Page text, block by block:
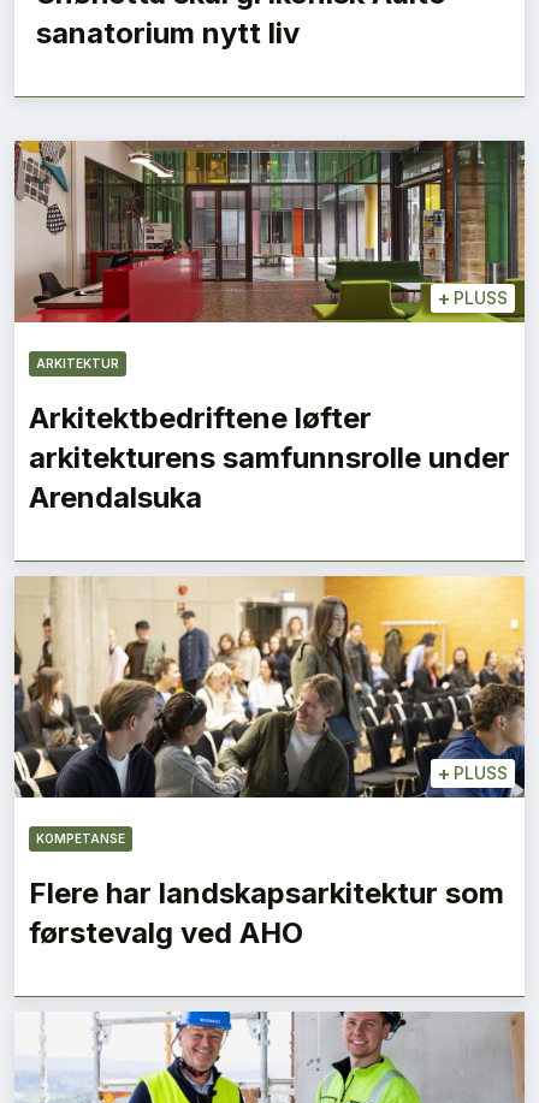
sanatorium nytt liv
+ PLUSS
ARKITEKTUR
Arkitektbedriftene løfter
arkitekturens samfunnsrolle under
Arendalsuka
+ PLUSS
KOMPETANSE
Flere har landskapsarkitektur som
førstevalg ved AHO